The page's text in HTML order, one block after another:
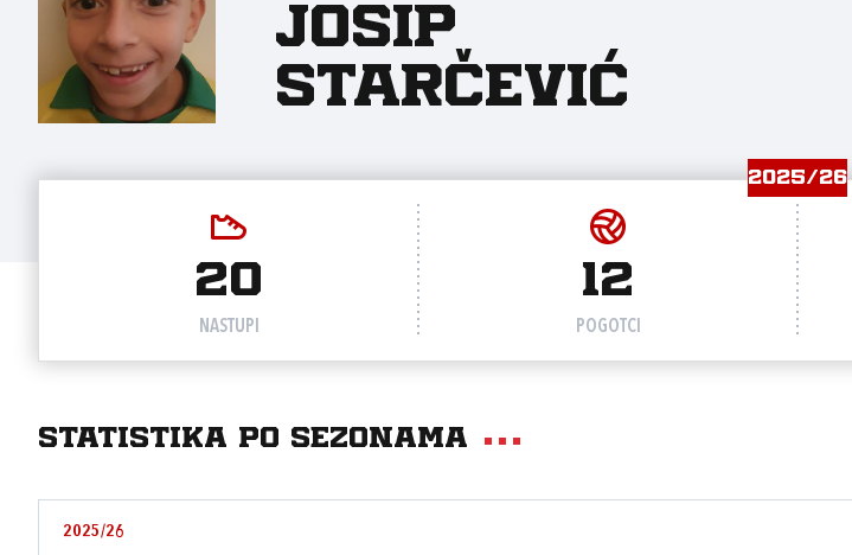
Josip
Starčević
2025/26
20
NASTUPI
12
POGOTCI
Statistika po sezonama
2025/26